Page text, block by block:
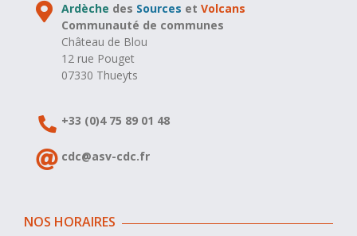
Ardèche des Sources etVolcans
Communauté de communes
Château de Blou
12 rue Pouget
07330 Thueyts
+33 (0)4 75 89 01 48
cdc@asv-cdc.fr
NOS HORAIRES